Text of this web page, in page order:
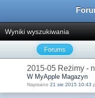
Wyniki wyszukiwania
Forums
2015-05 Reżimy -
W MyApple Magazyn
Napisano 21 sie 2015 10:43